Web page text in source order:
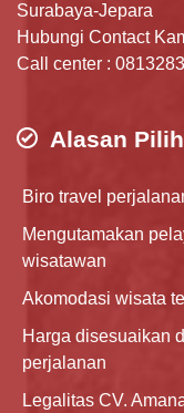
Surabaya-Jepara
Hubungi Contact
Call center :
Alasan
Biro travel
Mengutamakan
wisatawan
Akomodasi wisata
Harga disesuaikan
perjalanan
Legalitas CV.